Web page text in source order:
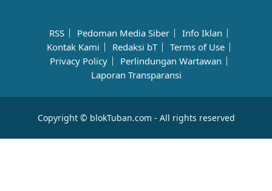
RSS Pedoman Media Siber
Info Iklan
Kontak Kami
Redaksi bT
Terms of Use
Privacy Policy
Perlindungan Wartawan
Laporan Transparansi
Copyright © blokTuban.com - All rights reserved